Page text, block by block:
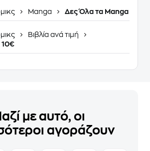
Manga Δες Όλα τα Manga
Βιβλία ανά τιμή
10€
με αυτό, οι
αγοράζουν